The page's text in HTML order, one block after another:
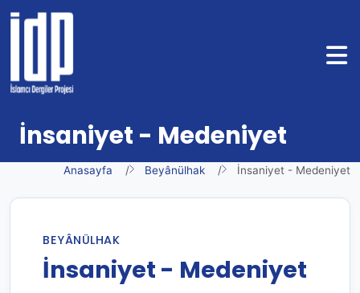
İnsaniyet - Medeniyet
Anasayfa Beyânülhak İnsaniyet - Medeniyet
BEYÂNÜLHAK
İnsaniyet - Medeniyet